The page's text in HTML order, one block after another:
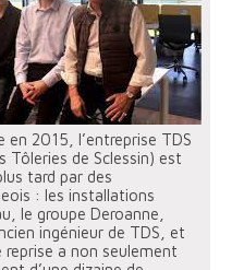
en 2015, l’entreprise TDS
Tôleries de Sclessin) est
tard par des
: les installations
le groupe Deroanne,
ingénieur de TDS, et
reprise a non seulement